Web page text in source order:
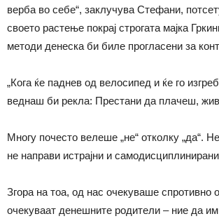
верба во себе“, заклучува Стефани,
своето растење покрај строгата мајка
методи денеска би биле прогласени за
„Кога ќе паднев од велосипед и ќе го
веднаш би рекла: Престани да плачеш,
Многу почесто велеше „не“ отколку „да“.
не направи истрајни и
Згора на тоа, од нас очекуваше спротивно
очекуваат денешните родители – ние да